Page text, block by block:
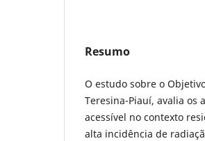
Resumo
O estudo sobre o
Teresina-Piauí, avalia os
acessível no contexto
alta incidência de